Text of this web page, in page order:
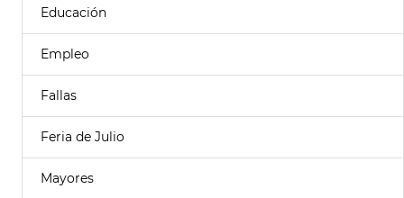
Educación
Empleo
Fallas
Feria de Julio
Mayores